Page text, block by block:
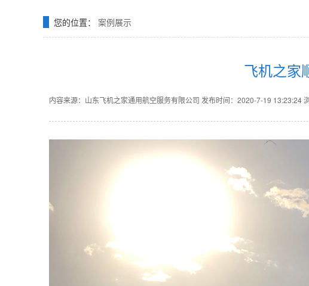
您的位置： 案例展示
飞机之家
内容来源：山东飞机之家通用航空服务有限公司 发布时间：2020-7-19 13:23:24